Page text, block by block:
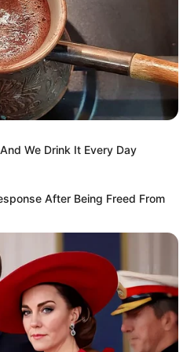
TLC nevű ikonikus R&B
stílusa, bátor szövegei
generációk számára
bizonyította, hogy a
maradandó nyomot
We Drink It Every Day
After Being Freed From